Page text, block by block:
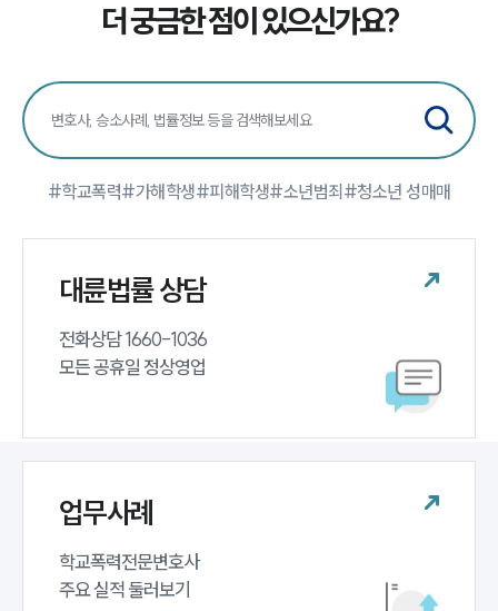
팀소개
대륜의 강점
글로벌 파트너 로펌
더 궁금한 점이 있으신가요?
#학교폭력#가해학생#피해학생#소년범죄 #청소년 성매매
대륜법률 상담
전화상담 1660-1036
모든 공휴일 정상영업
업무사례
학교폭력전문변호사
주요 실적 둘러보기